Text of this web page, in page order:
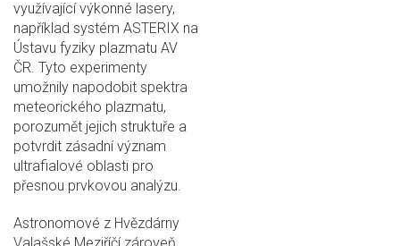
využívající výkonné lasery,
například systém ASTERIX na
Ústavu fyziky plazmatu AV
ČR. Tyto experimenty
umožnily napodobit spektra
meteorického plazmatu,
porozumět jejich struktuře a
potvrdit zásadní význam
ultrafialové oblasti pro
přesnou prvkovou analýzu.
Astronomové z Hvězdárny